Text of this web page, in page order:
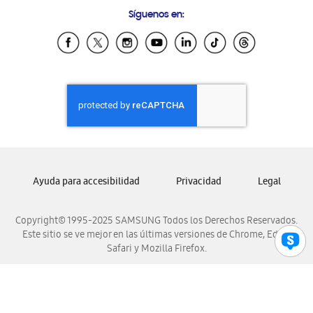
Samsung Ecuador
Samsung El Salvador
Samsung Honduras
Samsung Nicaragua
Samsung Panamá
Samsung Venezuela
Síguenos en:
Copyright© 1995-2025 SAMSUNG Todos los Derechos Reservados.
Este sitio se ve mejor en las últimas versiones de Chrome, Edge,
Safari y Mozilla Firefox.
Ayuda para accesibilidad Privacidad Legal